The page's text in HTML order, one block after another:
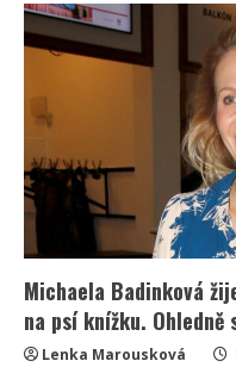
Michaela
Badinková
má
prý
vděčná
přírodě
a
hlavně
Michaela Badinková
na psí knížku.
Lenka Marousková